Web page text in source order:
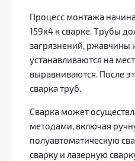
Процесс монтажа
159х4 к сварке. Трубы
загрязнений, ржавчины
устанавливаются на
выравниваются. После
сварка труб.
Сварка может
методами, включая
полуавтоматическую
сварку и лазерную